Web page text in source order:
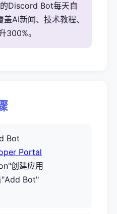
Discord Bot每天自
AI新闻、技术教程、
300%。
Bot
Portal
创建应用
"Add Bot"